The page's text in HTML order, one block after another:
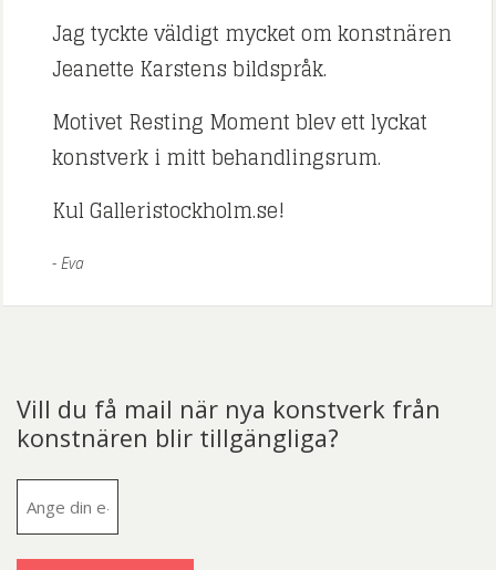
Jag tyckte väldigt mycket om konstnären
Jeanette Karstens bildspråk.
Motivet Resting Moment blev ett lyckat
konstverk i mitt behandlingsrum.
Kul Galleristockholm.se!
Eva
Vill du få mail när nya konstverk från
konstnären blir tillgängliga?